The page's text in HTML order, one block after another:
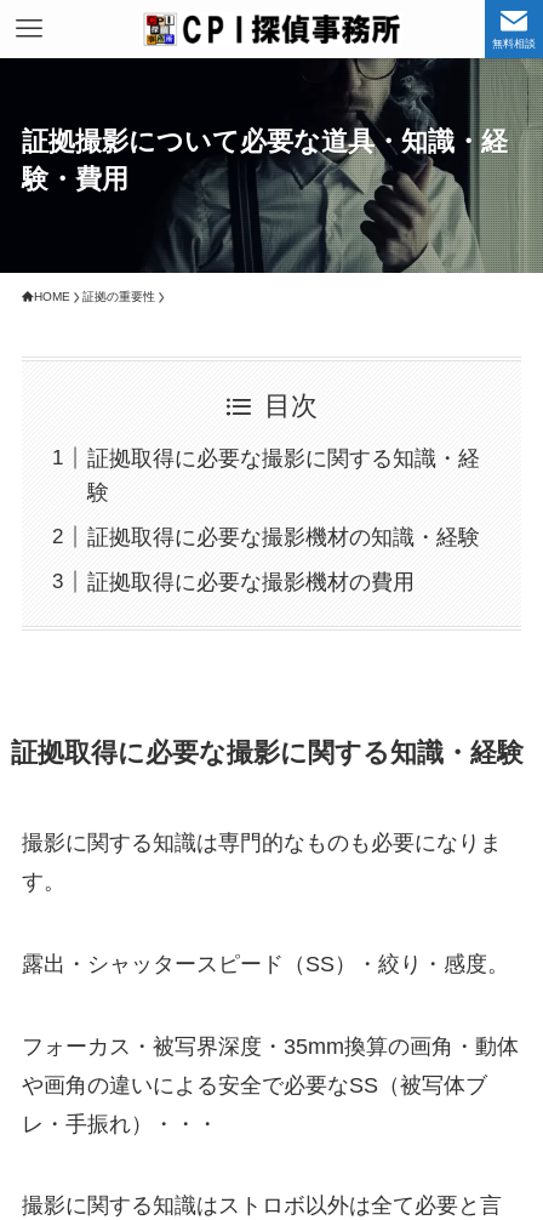
無料相談
証拠撮影について必要な道具・知識・経
験・費用
HOME 証拠の重要性
目次
証拠取得に必要な撮影に関する知識・経
験
証拠取得に必要な撮影機材の知識・経験
証拠取得に必要な撮影機材の費用
証拠取得に必要な撮影に関する知識・経験
撮影に関する知識は専門的なものも必要になりま
す。
露出・シャッタースピード（SS）・絞り・感度。
フォーカス・被写界深度・35mm換算の画角・動体
や画角の違いによる安全で必要なSS（被写体ブ
レ・手振れ）・・・
撮影に関する知識はストロボ以外は全て必要と言